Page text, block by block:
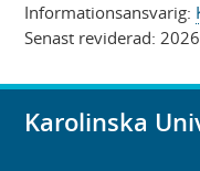
Informationsansvarig:
Senast reviderad:
Karolinska